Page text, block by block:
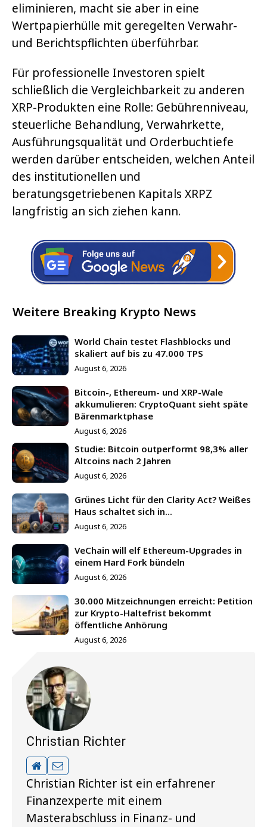
eliminieren, macht sie aber in eine
Wertpapierhülle mit geregelten Verwahr-
und Berichtspflichten überführbar.
Für professionelle Investoren spielt
schließlich die Vergleichbarkeit zu anderen
XRP-Produkten eine Rolle: Gebührenniveau,
steuerliche Behandlung, Verwahrkette,
Ausführungsqualität und Orderbuchtiefe
werden darüber entscheiden, welchen Anteil
des institutionellen und
beratungsgetriebenen Kapitals XRPZ
langfristig an sich ziehen kann.
Weitere Breaking Krypto News
World Chain testet Flashblocks und
skaliert auf bis zu 47.000 TPS
August 6, 2026
Bitcoin-, Ethereum- und XRP-Wale
akkumulieren: CryptoQuant sieht späte
Bärenmarktphase
August 6, 2026
Studie: Bitcoin outperformt 98,3% aller
Altcoins nach 2 Jahren
August 6, 2026
Grünes Licht für den Clarity Act? Weißes
Haus schaltet sich in...
August 6, 2026
VeChain will elf Ethereum-Upgrades in
einem Hard Fork bündeln
August 6, 2026
30.000 Mitzeichnungen erreicht: Petition
zur Krypto-Haltefrist bekommt
öffentliche Anhörung
August 6, 2026
Christian Richter
Christian Richter ist ein erfahrener
Finanzexperte mit einem
Masterabschluss in Finanz- und